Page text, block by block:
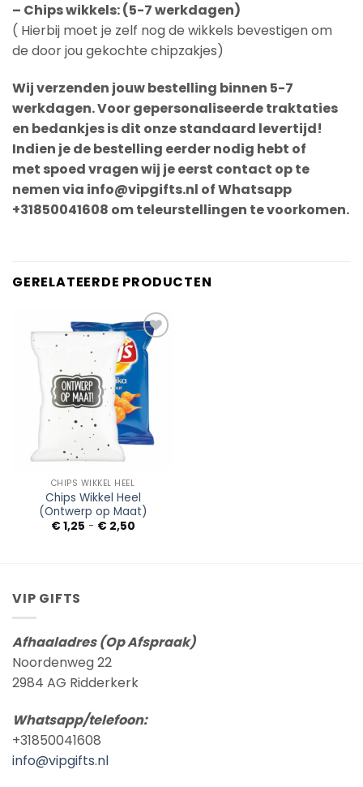
– Chips wikkels: (5-7 werkdagen)
( Hierbij moet je zelf nog de wikkels bevestigen om
de door jou gekochte chipzakjes)
Wij verzenden jouw bestelling binnen 5-7
werkdagen. Voor gepersonaliseerde traktaties
en bedankjes is dit onze standaard levertijd!
Indien je de bestelling eerder nodig hebt of
met spoed vragen wij je eerst contact op te
nemen via info@vipgifts.nl of Whatsapp
+31850041608 om teleurstellingen te voorkomen.
GERELATEERDE PRODUCTEN
Add to
Wishlist
CHIPS WIKKEL HEEL
Chips Wikkel Heel
(Ontwerp op Maat)
€1,25 - €2,50Prijsklasse:
VIP GIFTS
Afhaaladres (Op Afspraak)
Noordenweg 22
2984 AG Ridderkerk
Whatsapp/telefoon:
+31850041608
info@vipgifts.nl